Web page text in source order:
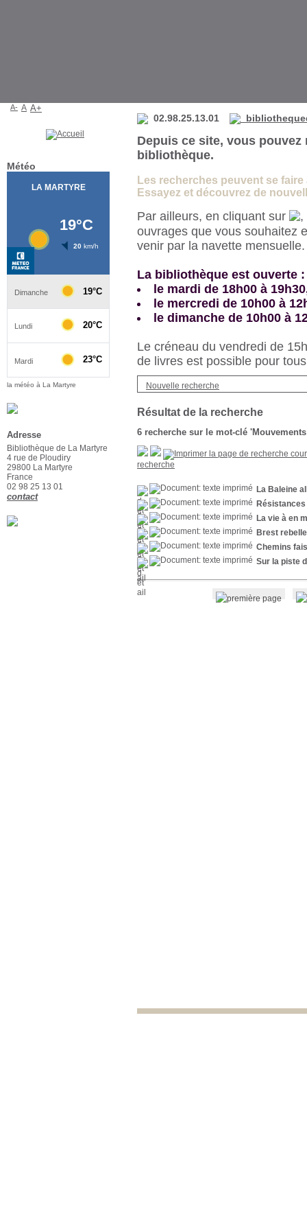
Les recherches peuvent se
Essayez et découvrez de
Par ailleurs, en cliquant sur
,
ouvrages que vous souhaitez
venir par la navette
La bibliothèque est ouverte :
le mardi de 18h00 à
le mercredi de 10h00 à
le dimanche de 10h00 à
Le créneau du vendredi de
de livres est possible pour
Nouvelle recherche
Résultat de la recherche
6 recherche sur le mot-clé
recherche
La Baleine
Résistances
La vie à en
Brest rebelle
Chemins
Sur la piste
02.98.25.13.01
Depuis ce site, vous
bibliothèque.
A- A A+
Météo
la météo à La Martyre
Adresse
Bibliothèque de La Martyre
4 rue de Ploudiry
29800 La Martyre
France
02 98 25 13 01
contact